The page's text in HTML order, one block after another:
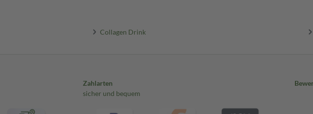
Collagen Drink
Zahlarten
sicher und bequem